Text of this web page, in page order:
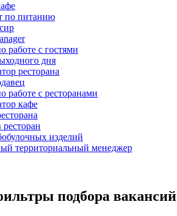
по питанию
работе с гостями
дня
ресторана
работе с ресторанами
кафе
изделий
территориальный менеджер
подбора вакансий